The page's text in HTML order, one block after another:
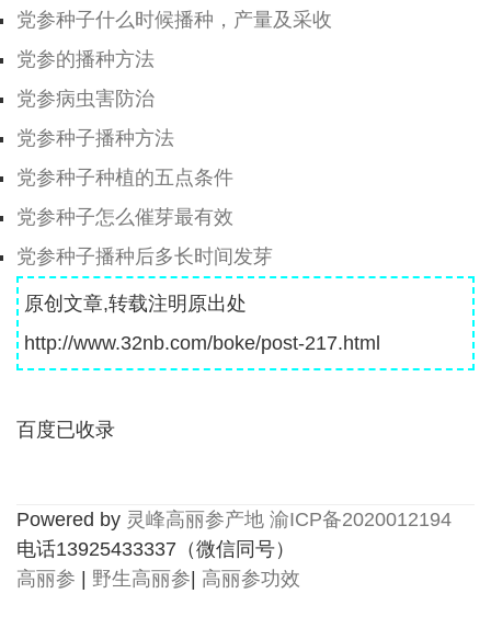
党参种子什么时候播种，产量及采收
党参的播种方法
党参病虫害防治
党参种子播种方法
党参种子种植的五点条件
党参种子怎么催芽最有效
党参种子播种后多长时间发芽
原创文章,转载注明原出处
http://www.32nb.com/boke/post-217.html
百度已收录
Powered by 灵峰高丽参产地 渝ICP备2020012194
电话13925433337（微信同号）
高丽参
野生高丽参 高丽参功效